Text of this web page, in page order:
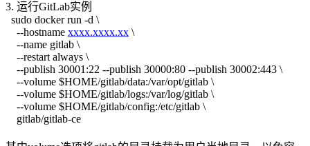
3. 运行GitLab实例
sudo docker run -d \
--hostname xxxx.xxxx.xx \
--name gitlab \
--restart always \
--publish 30001:22 --publish 30000:80 --publish 30002:443 \
--volume $HOME/gitlab/data:/var/opt/gitlab \
--volume $HOME/gitlab/logs:/var/log/gitlab \
--volume $HOME/gitlab/config:/etc/gitlab \
gitlab/gitlab-ce